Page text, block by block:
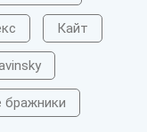
Кайт
бражники